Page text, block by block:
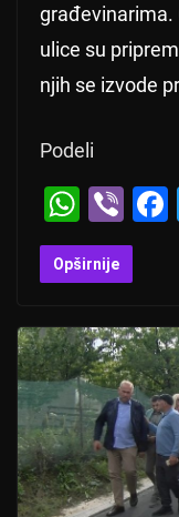
građevinarima.
ulice su
njih se izvode
Podeli
W
h
at
A
p
p
Vi
b
er
Opširnije